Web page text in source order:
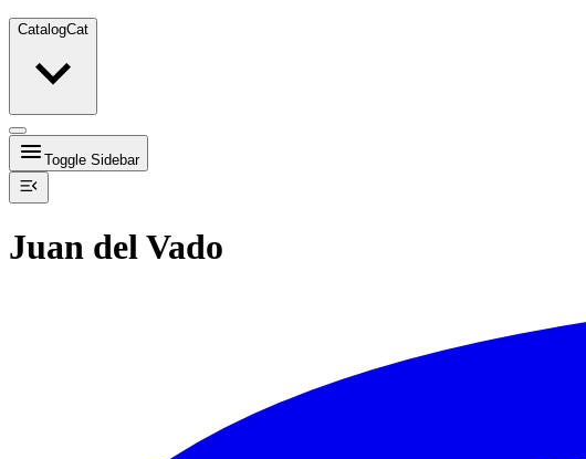
CatalogCat
Toggle Sidebar
Juan del Vado